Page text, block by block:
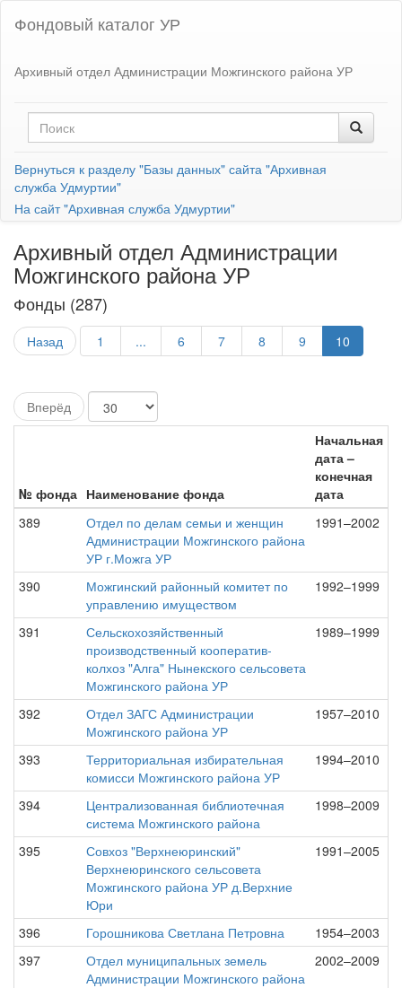
Фондовый каталог УР
Архивный отдел Администрации Можгинского района УР
Вернуться к разделу "Базы данных" сайта "Архивная
служба Удмуртии"
На сайт "Архивная служба Удмуртии"
Архивный отдел Администрации
Можгинского района УР
Фонды (287)
Назад 1 ... 6 7 8 9 10
Вперёд
№ фонда Наименование фонда
Начальная
дата –
конечная
дата
389
Отдел по делам семьи и женщин
Администрации Можгинского района
УР г.Можга УР
1991–2002
390
Можгинский районный комитет по
управлению имуществом
1992–1999
391
Сельскохозяйственный
производственный кооператив-
колхоз "Алга" Нынекского сельсовета
Можгинского района УР
1989–1999
392
Отдел ЗАГС Администрации
Можгинского района УР
1957–2010
393
Территориальная избирательная
комисси Можгинского района УР
1994–2010
394
Централизованная библиотечная
система Можгинского района
1998–2009
395
Совхоз "Верхнеюринский"
Верхнеюринского сельсовета
Можгинского района УР д.Верхние
Юри
1991–2005
396 Горошникова Светлана Петровна
1954–2003
397
Отдел муниципальных земель
Администрации Можгинского района
2002–2009